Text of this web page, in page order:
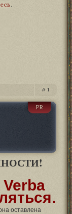
.
1
PR
оставлена